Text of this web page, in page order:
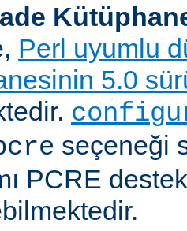
Perl uyumlu
5.0
seçeneği
PCRE